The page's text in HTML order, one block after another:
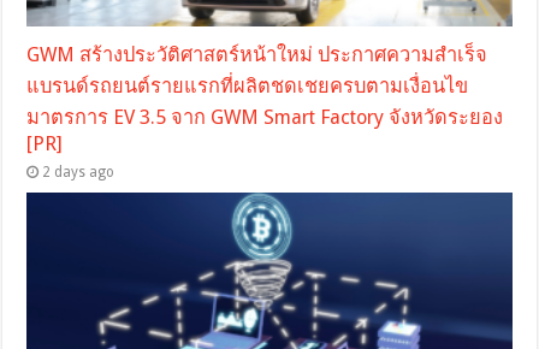
GWM สร้างประวัติศาสตร์หน้าใหม่ ประกาศความสำเร็จ
แบรนด์รถยนต์รายแรกที่ผลิตชดเชยครบตามเงื่อนไข
มาตรการ EV 3.5 จาก GWM Smart Factory จังหวัดระยอง
[PR]
2 days ago